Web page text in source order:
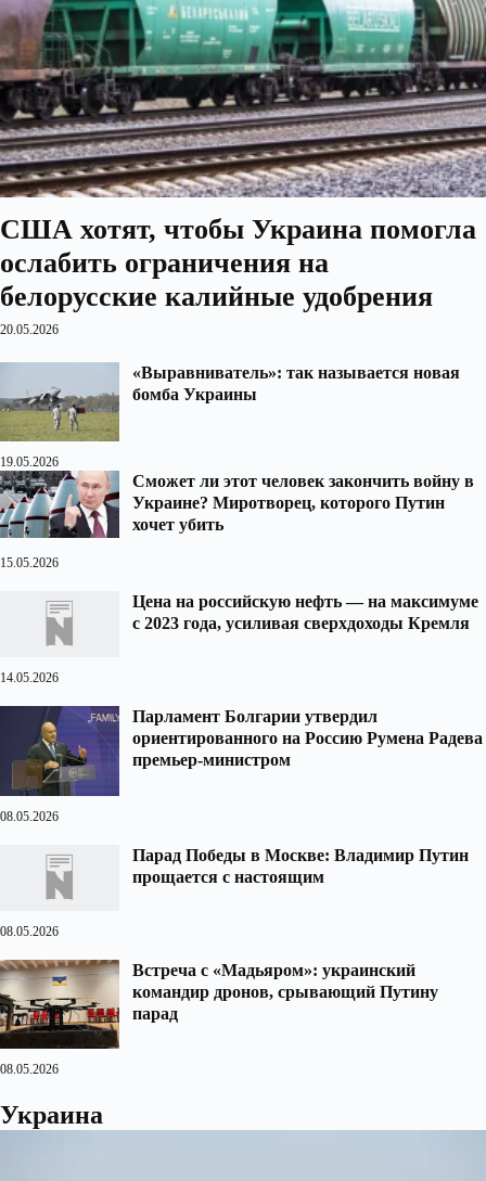
США хотят, чтобы Украина помогла
ослабить ограничения на
белорусские калийные удобрения
20.05.2026
«Выравниватель»: так называется новая
бомба Украины
19.05.2026
Сможет ли этот человек закончить войну в
Украине? Миротворец, которого Путин
хочет убить
15.05.2026
Цена на российскую нефть — на максимуме
с 2023 года, усиливая сверхдоходы Кремля
14.05.2026
Парламент Болгарии утвердил
ориентированного на Россию Румена Радева
премьер-министром
08.05.2026
Парад Победы в Москве: Владимир Путин
прощается с настоящим
08.05.2026
Встреча с «Мадьяром»: украинский
командир дронов, срывающий Путину
парад
08.05.2026
Украина